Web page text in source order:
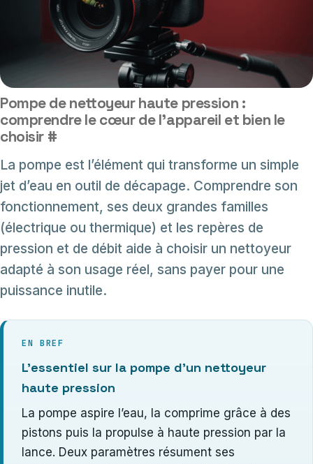
Pompe de nettoyeur haute pression :
comprendre le cœur de l’appareil et bien le
choisir #
La pompe est l’élément qui transforme un simple
jet d’eau en outil de décapage. Comprendre son
fonctionnement, ses deux grandes familles
(électrique ou thermique) et les repères de
pression et de débit aide à choisir un nettoyeur
adapté à son usage réel, sans payer pour une
puissance inutile.
EN BREF
L’essentiel sur la pompe d’un nettoyeur
haute pression
La pompe aspire l’eau, la comprime grâce à des
pistons puis la propulse à haute pression par la
lance. Deux paramètres résument ses